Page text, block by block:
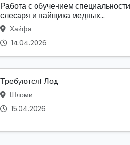
Работа с обучением специальности
слесаря и пайщика медных...
Хайфа
14.04.2026
Требуются! Лод
Шломи
15.04.2026